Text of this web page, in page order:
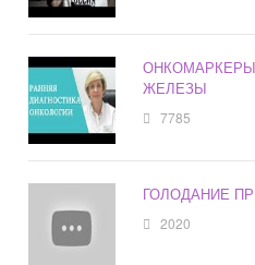
ЖЕЛЕЗЫ
7785
ГОЛОДАНИЕ
2020